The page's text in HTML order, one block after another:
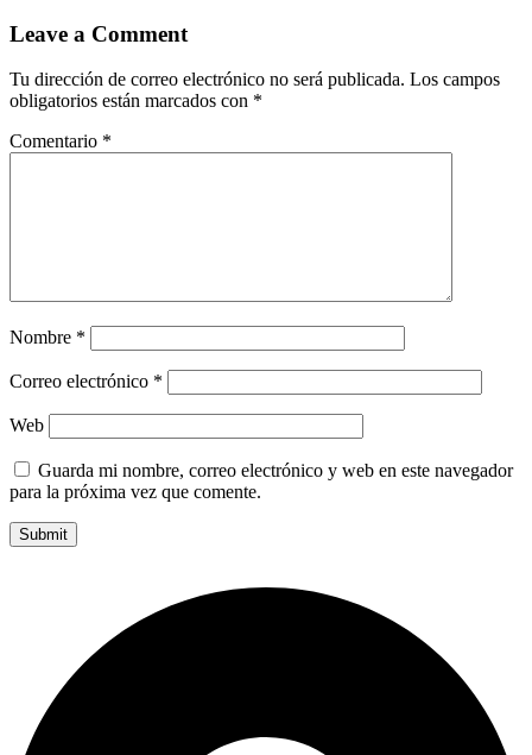
Leave a Comment
Tu dirección de correo electrónico no será publicada. Los campos
obligatorios están marcados con *
Comentario *
Nombre *
Correo electrónico *
Web
Guarda mi nombre, correo electrónico y web en este navegador
para la próxima vez que comente.